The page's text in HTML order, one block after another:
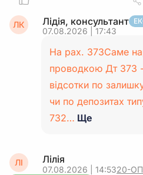
ЛК Лідія, консультант
07.08.2026 | 17:43
На рах. 373Саме
проводкою Дт 373
відсотки по
чи по депозитах
732… Ще
ЛІ Лілія
07.08.2026 | 14:5320-